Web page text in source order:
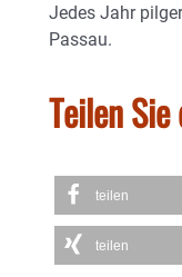
Jedes Jahr
Passau.
Teilen
teilen
teilen